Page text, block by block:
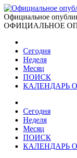
Официальное
ОФИЦИАЛЬНОЕ
Сегодня
Неделя
Месяц
ПОИСК
КАЛЕНДАРЬ
Сегодня
Неделя
Месяц
ПОИСК
КАЛЕНДАРЬ